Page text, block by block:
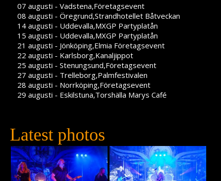
07 augusti - Vadstena,Företagsevent
08 augusti - Öregrund,Strandhotellet Båtveckan
14 augusti - Uddevalla,MXGP Partyplatån
15 augusti - Uddevalla,MXGP Partyplatån
21 augusti - Jönköping,Elmia Företagsevent
22 augusti - Karlsborg,Kanaljippot
25 augusti - Stenungsund,Företagsevent
27 augusti - Trelleborg,Palmfestivalen
28 augusti - Norrköping,Företagsevent
29 augusti - Eskilstuna,Torshälla Marys Café
Latest photos